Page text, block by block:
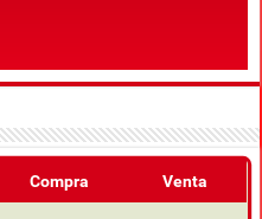
Compra Venta